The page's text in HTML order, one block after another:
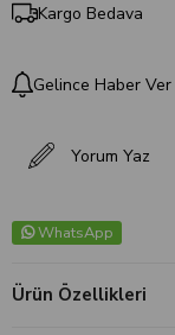
Kargo Bedava
Gelince Haber Ver
Yorum Yaz
WhatsApp
Ürün Özellikleri